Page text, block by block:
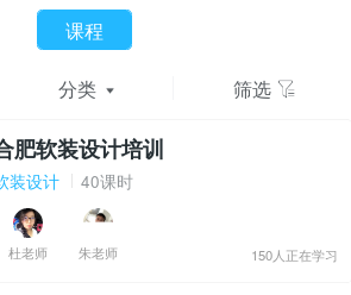
课程
分类 筛选
肥软装设计培训
装设计 40课时
杜老师 朱老师 150人正在学习